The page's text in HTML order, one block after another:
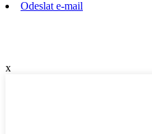
Odeslat e-mail
x